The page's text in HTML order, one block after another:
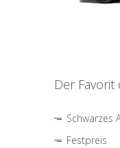
Der
Schwarzes
Festpreis